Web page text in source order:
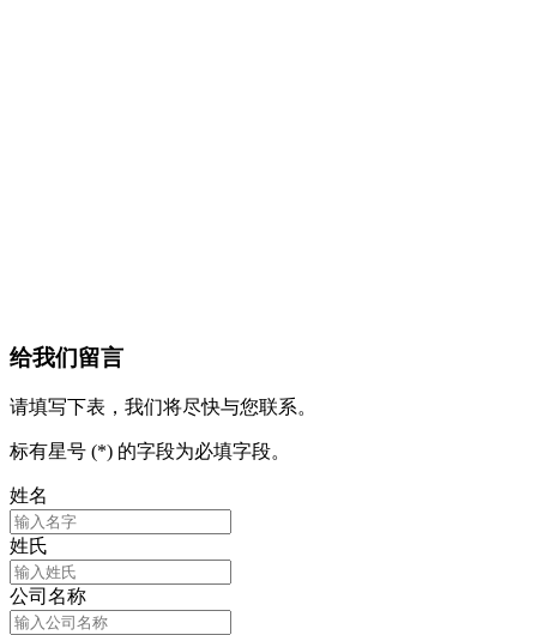
给我们留言
请填写下表，我们将尽快与您联系。
标有星号 (*) 的字段为必填字段。
姓名
姓氏
公司名称